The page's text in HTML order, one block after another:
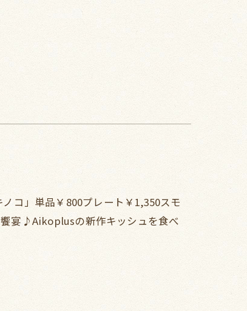
コ」単品￥800プレート￥1,350スモ
宴♪Aikoplusの新作キッシュを食べ